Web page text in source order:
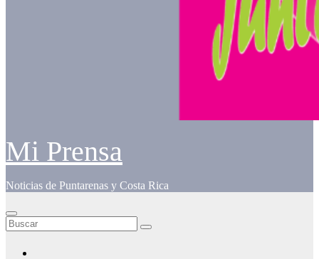
Mi Prensa
Noticias de Puntarenas y Costa Rica